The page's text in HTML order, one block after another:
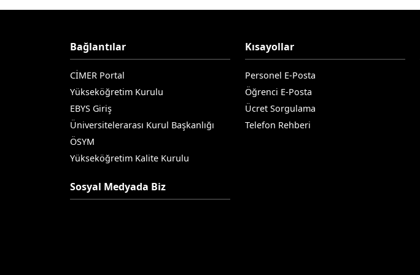
Bağlantılar
CİMER Portal
Yükseköğretim Kurulu
EBYS Giriş
Üniversitelerarası Kurul Başkanlığı
ÖSYM
Yükseköğretim Kalite Kurulu
Sosyal Medyada Biz
Kısayollar
Personel E-Posta
Öğrenci E-Posta
Ücret Sorgulama
Telefon Rehberi